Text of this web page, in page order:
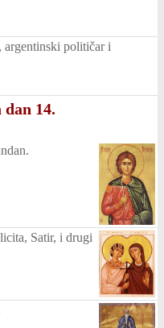
argentinski političar i
dan 14.
Satir, i drugi